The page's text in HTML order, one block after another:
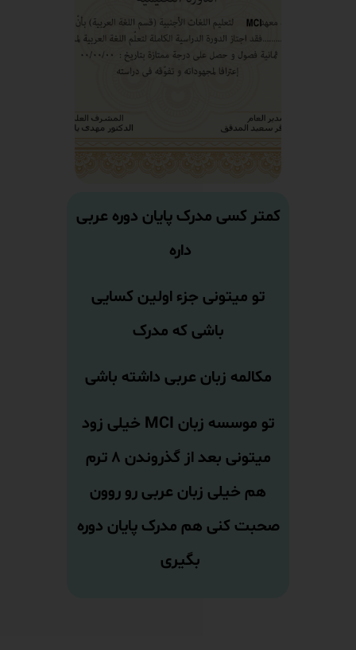
کمتر کسی مدرک پایان دوره عربی
داره
تو میتونی جزء اولین کسایی
باشی که مدرک
مکالمه زبان عربی داشته باشی
تو موسسه زبان MCI خیلی زود
میتونی بعد از گذروندن ۸ ترم
هم خیلی زبان عربی رو روون
صحبت کنی هم مدرک پایان دوره
بگیری